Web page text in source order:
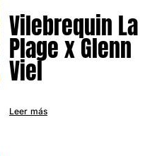
Vilebrequin La
Plage x Glenn
Viel
Leer más